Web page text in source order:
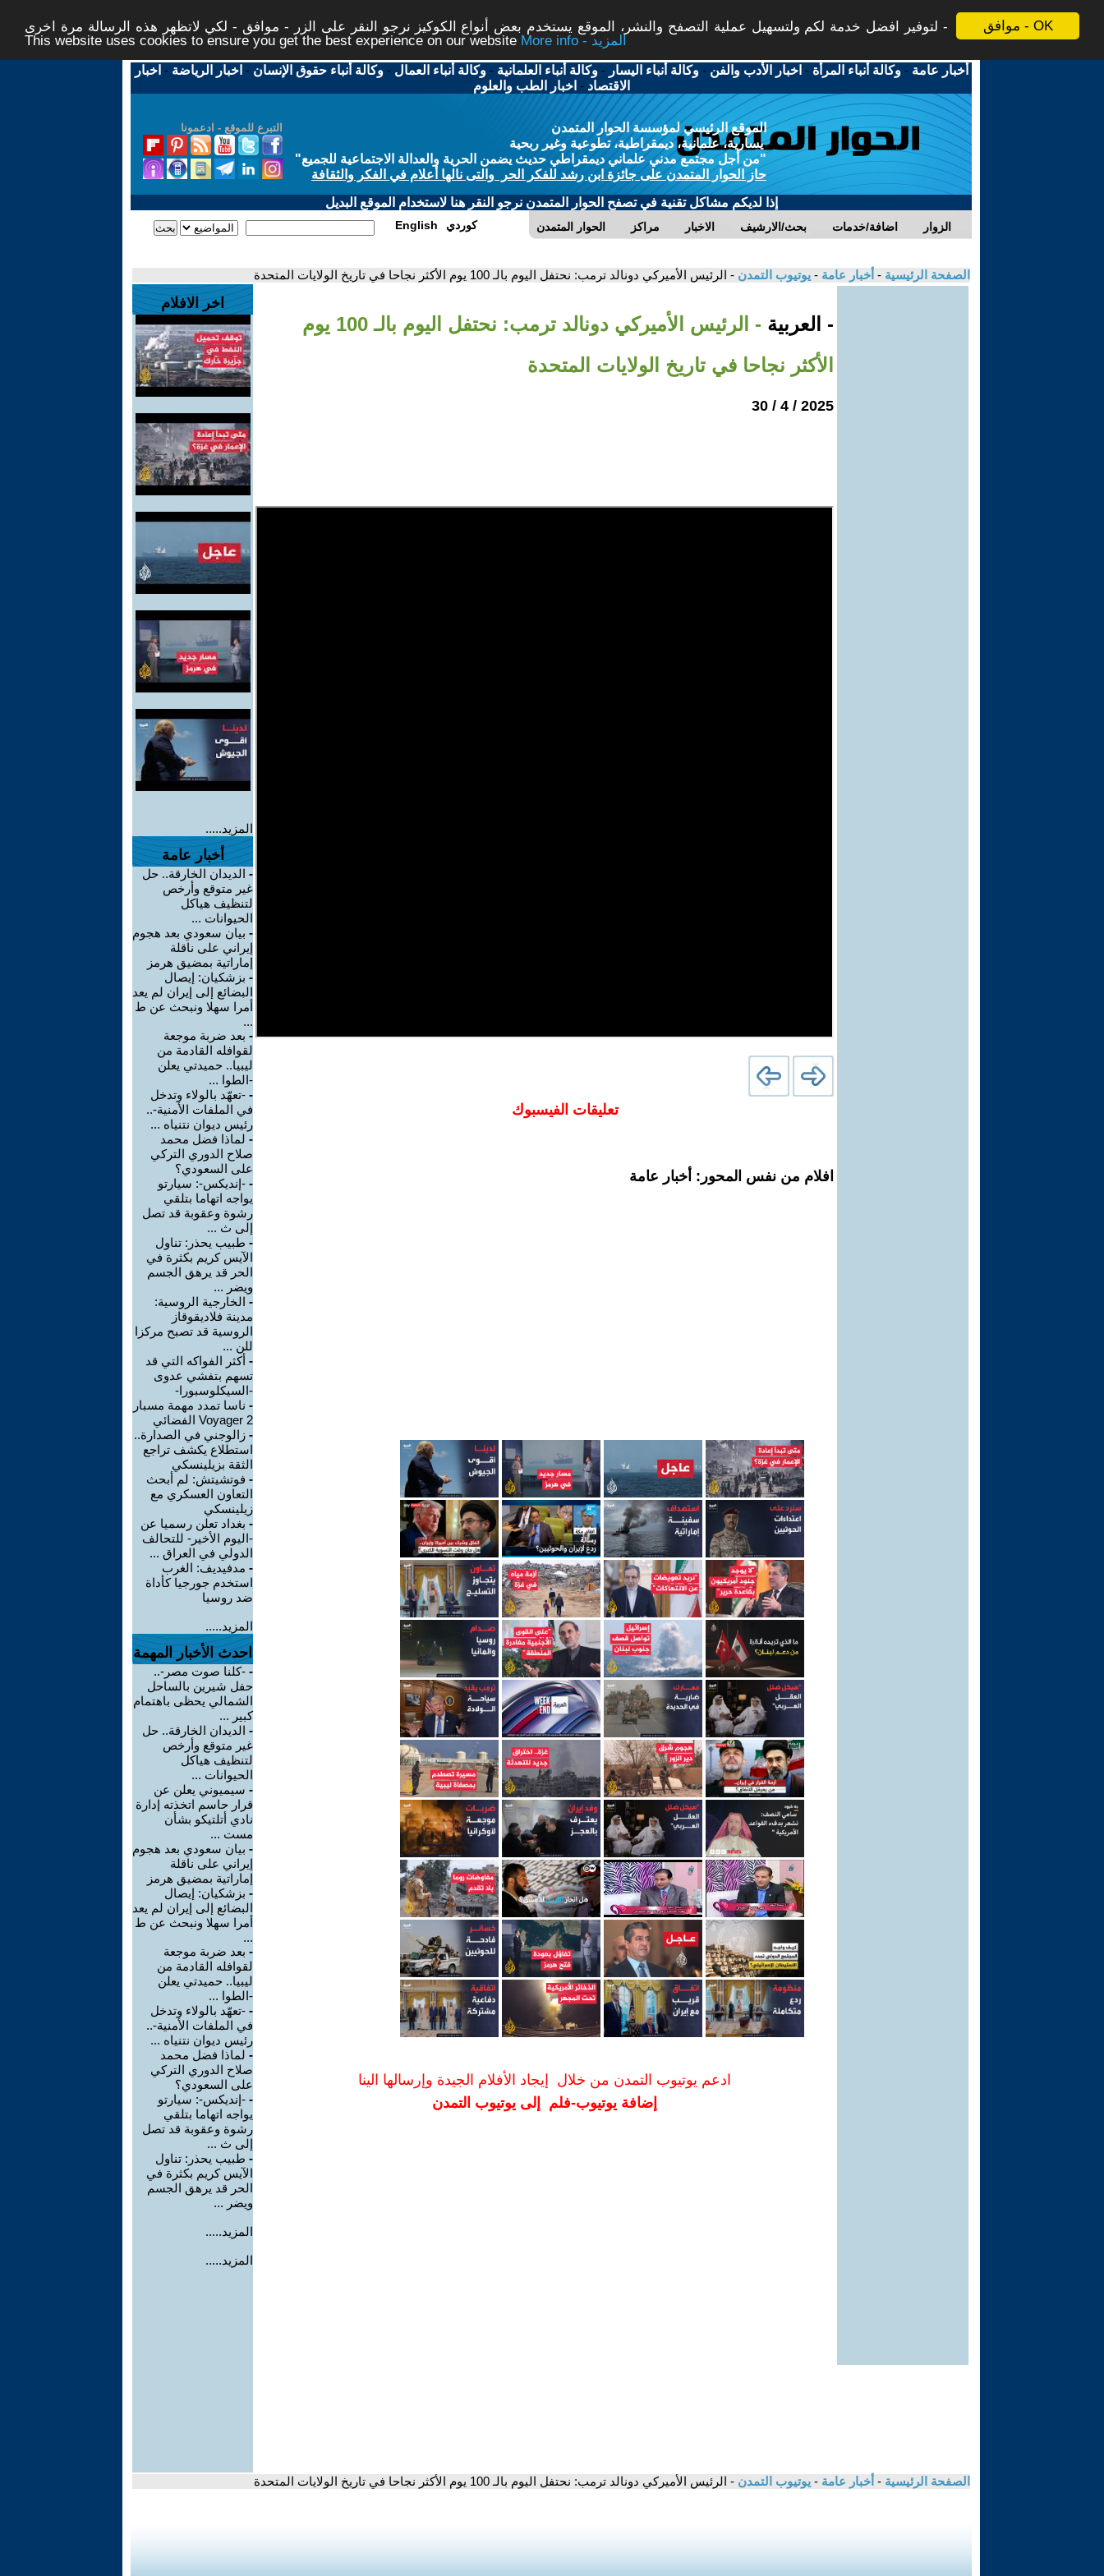
موافق - OK
لتوفير افضل خدمة لكم ولتسهيل عملية التصفح والنشر، الموقع يستخدم بعض أنواع الكوكيز نرجو النقر على الزر - موافق - لكي لاتظهر هذه الرسالة مرة اخرى -
This website uses cookies to ensure you get the best experience on our website
More info - المزيد
أخبار عامة -وكالة أنباء المرأة - اخبار الأدب والفن -وكالة أنباء اليسار -وكالة أنباء العلمانية -وكالة أنباء العمال -وكالة أنباء حقوق الإنسان - اخبار الرياضة - اخبار
الاقتصاد - اخبار الطب والعلوم
التبرع للموقع - ادعمونا
الموقع الرئيسي لمؤسسة الحوار المتمدن
يسارية، علمانية، ديمقراطية، تطوعية وغير ربحية
"من أجل مجتمع مدني علماني ديمقراطي حديث يضمن الحرية والعدالة الاجتماعية للجميع"
حاز الحوار المتمدن على جائزة ابن رشد للفكر الحر والتى نالها أعلام في الفكر والثقافة
إذا لديكم مشاكل تقنية في تصفح الحوار المتمدن نرجو النقر هنا لاستخدام الموقع البديل
الحوار المتمدن مراكز الاخبار بحث/الارشيف اضافة/خدمات الزوار English كوردي
الصفحة الرئيسية - أخبار عامة - يوتيوب التمدن - الرئيس الأميركي دونالد ترمب: نحتفل اليوم بالـ 100 يوم الأكثر نجاحا في تاريخ الولايات المتحدة
- العربية
- الرئيس الأميركي دونالد ترمب: نحتفل اليوم بالـ 100 يوم
الأكثر نجاحا في تاريخ الولايات المتحدة
2025 / 4 / 30
تعليقات الفيسبوك
افلام من نفس المحور: أخبار عامة
ادعم يوتيوب التمدن من خلال إيجاد الأفلام الجيدة وإرسالها الينا
إضافة يوتيوب-فلم إلى يوتيوب التمدن
اخر الافلام
المزيد.....
أخبار عامة
- الديدان الخارقة.. حل
غير متوقع وأرخص
لتنظيف هياكل
الحيوانات ...
- بيان سعودي بعد هجوم
إيراني على ناقلة
إماراتية بمضيق هرمز
- بزشكيان: إيصال
البضائع إلى إيران لم يعد
أمرا سهلا ونبحث عن ط
...
- بعد ضربة موجعة
لقوافله القادمة من
ليبيا.. حميدتي يعلن
-الطوا ...
- -تعهّد بالولاء وتدخل
في الملفات الأمنية-..
رئيس ديوان نتنياه ...
- لماذا فضل محمد
صلاح الدوري التركي
على السعودي؟
- -إنديكس-: سيارتو
يواجه اتهاما بتلقي
رشوة وعقوبة قد تصل
إلى ث ...
- طبيب يحذر: تناول
الآيس كريم بكثرة في
الحر قد يرهق الجسم
ويضر ...
- الخارجية الروسية:
مدينة فلاديقوقاز
الروسية قد تصبح مركزا
للن ...
- أكثر الفواكه التي قد
تسهم بتفشي عدوى
-السيكلوسبورا-
- ناسا تمدد مهمة مسبار
Voyager 2 الفضائي
- زالوجني في الصدارة..
استطلاع يكشف تراجع
الثقة بزيلينسكي
- فوتشيتش: لم أبحث
التعاون العسكري مع
زيلينسكي
- بغداد تعلن رسميا عن
-اليوم الأخير- للتحالف
الدولي في العراق ...
- مدفيديف: الغرب
استخدم جورجيا كأداة
ضد روسيا
المزيد.....
احدث الأخبار المهمة
- -كلنا صوت مصر-..
حفل شيرين بالساحل
الشمالي يحظى باهتمام
كبير ...
- الديدان الخارقة.. حل
غير متوقع وأرخص
لتنظيف هياكل
الحيوانات ...
- سيميوني يعلن عن
قرار حاسم اتخذته إدارة
نادي أتلتيكو بشأن
مست ...
- بيان سعودي بعد هجوم
إيراني على ناقلة
إماراتية بمضيق هرمز
- بزشكيان: إيصال
البضائع إلى إيران لم يعد
أمرا سهلا ونبحث عن ط
...
- بعد ضربة موجعة
لقوافله القادمة من
ليبيا.. حميدتي يعلن
-الطوا ...
- -تعهّد بالولاء وتدخل
في الملفات الأمنية-..
رئيس ديوان نتنياه ...
- لماذا فضل محمد
صلاح الدوري التركي
على السعودي؟
- -إنديكس-: سيارتو
يواجه اتهاما بتلقي
رشوة وعقوبة قد تصل
إلى ث ...
- طبيب يحذر: تناول
الآيس كريم بكثرة في
الحر قد يرهق الجسم
ويضر ...
المزيد.....
المزيد.....
الصفحة الرئيسية - أخبار عامة - يوتيوب التمدن - الرئيس الأميركي دونالد ترمب: نحتفل اليوم بالـ 100 يوم الأكثر نجاحا في تاريخ الولايات المتحدة